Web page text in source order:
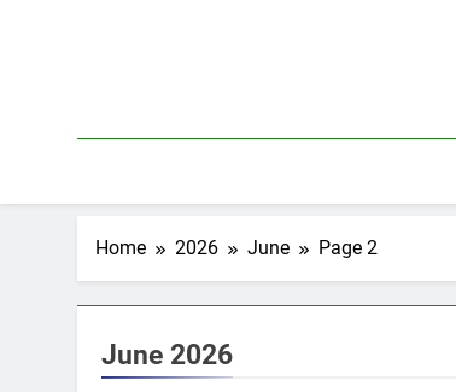
Home 2026 June Page 2
June 2026